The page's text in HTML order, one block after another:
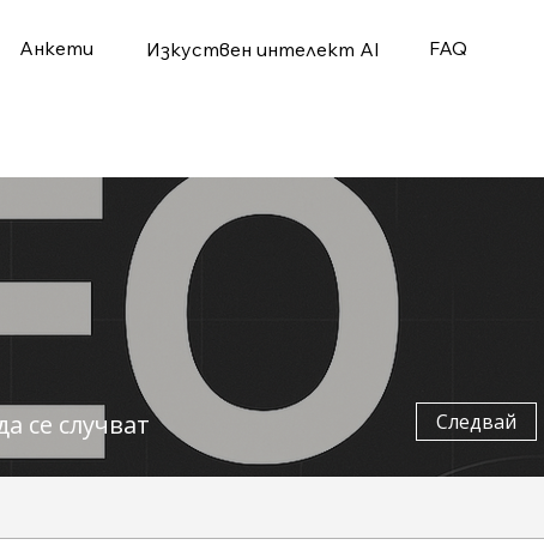
Aнкети Изкуствен интелект AI FAQ
се случват Следвай